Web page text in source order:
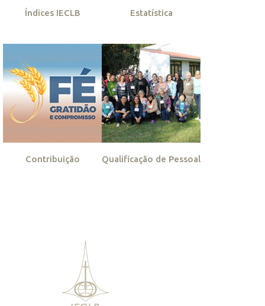
Índices IECLB Estatística
Contribuição Qualificação de Pessoal